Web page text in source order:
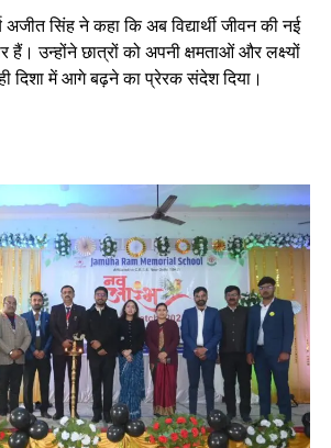
अजीत सिंह ने कहा कि अब विद्यार्थी जीवन की नई
हैं। उन्होंने छात्रों को अपनी क्षमताओं और लक्ष्यों
दिशा में आगे बढ़ने का प्रेरक संदेश दिया।